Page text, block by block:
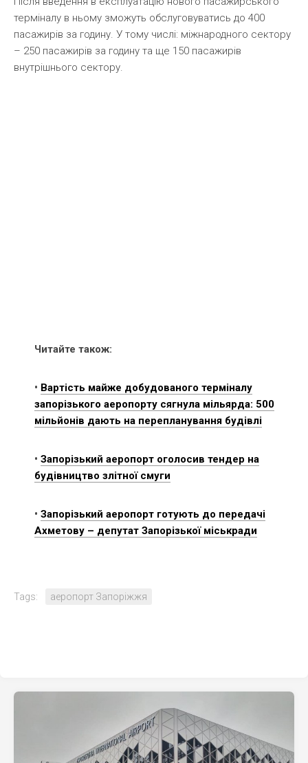
терміналу в ньому зможуть обслуговуватись до 400
пасажирів за годину. У тому числі: міжнародного сектору
– 250 пасажирів за годину та ще 150 пасажирів
внутрішнього сектору.
Читайте також:
• Вартість майже добудованого терміналу
запорізького аеропорту сягнула мільярда: 500
мільйонів дають на перепланування будівлі
• Запорізький аеропорт оголосив тендер на
будівництво злітної смуги
• Запорізький аеропорт готують до передачі
Ахметову – депутат Запорізької міськради
Tags: аеропорт Запоріжжя